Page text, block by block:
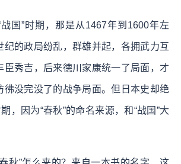
国”时期，那是从1467年到1600年左
纪的政局纷乱，群雄并起，各拥武力互
臣秀吉，后来德川家康统一了局面，才
彿没完没了的战争局面。但日本史却绝
，因为“春秋”的命名来源，和“战国”大